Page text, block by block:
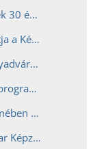
A legendás Intermédia Tanszék 30 éves fennállását ünnepli az MKE150 eseménysorozat új kiállítása: „És mégis mozi a föld!” IMXXX
Reprezentatív kiállítással indítja a Képző az MKE150 nagyszabású programsorozatát
Betyárok és pulik a Vajdahunyadvárban
MKE150 néven nagyszabású programsorozat indul az idén 150 éves Magyar Képzőművészeti Egyetemen
A nyitottság, a vitalitás szellemében készül 150. évnyitójára a Magyar Képzőművészeti Egyetem
Új rektort neveztek ki a Magyar Képzőművészeti Egyetem élére